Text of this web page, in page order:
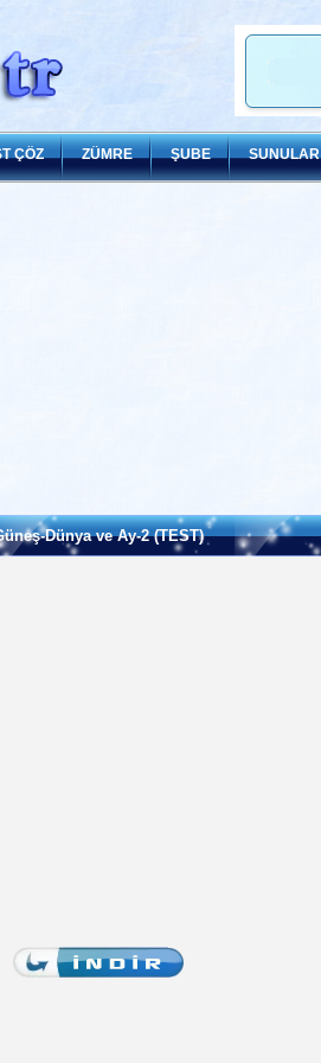
ÇÖZ ZÜMRE ŞUBE SUNULAR
Dünya ve Ay-2 (TEST)